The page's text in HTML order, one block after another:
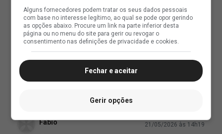
Alguns fornecedores podem tratar os seus dados pessoais
com base no interesse legítimo, ao qual se pode opor gerindo
as opções abaixo. Procure um link na parte inferior desta
página ou no menu do site para gerir ou revogar o
consentimento nas definições de privacidade e cookies.
Fechar e aceitar
Gerir opções